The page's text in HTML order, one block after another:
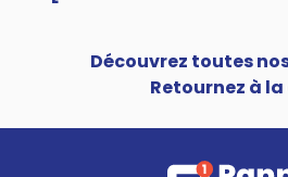
Découvrez toutes
Retournez à